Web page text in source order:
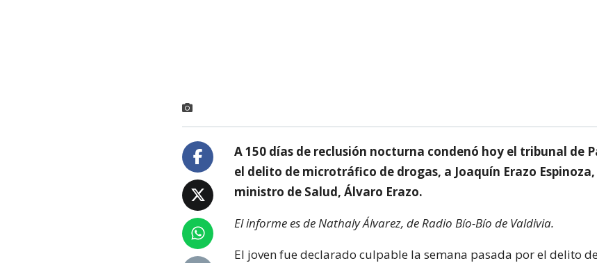
A 150 días de reclusión nocturna condenó hoy el tribunal de
el delito de microtráfico de drogas, a Joaquín Erazo
ministro de Salud, Álvaro Erazo.
El informe es de Nathaly Álvarez, de Radio Bío-Bío de Valdivia.
El joven fue declarado culpable la semana pasada por el delito